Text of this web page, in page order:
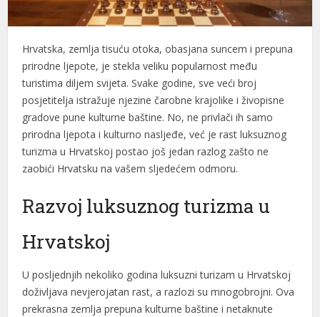
panel
panel
panel
panel
panel
panel
panel
panel
panel
panel
Hrvatska, zemlja tisuću otoka, obasjana suncem i prepuna
prirodne ljepote, je stekla veliku popularnost među
turistima diljem svijeta. Svake godine, sve veći broj
posjetitelja istražuje njezine čarobne krajolike i živopisne
gradove pune kulturne baštine. No, ne privlači ih samo
prirodna ljepota i kulturno nasljeđe, već je rast luksuznog
turizma u Hrvatskoj postao još jedan razlog zašto ne
zaobići Hrvatsku na vašem sljedećem odmoru.
Razvoj luksuznog turizma u
Hrvatskoj
U posljednjih nekoliko godina luksuzni turizam u Hrvatskoj
doživljava nevjerojatan rast, a razlozi su mnogobrojni. Ova
prekrasna zemlja prepuna kulturne baštine i netaknute